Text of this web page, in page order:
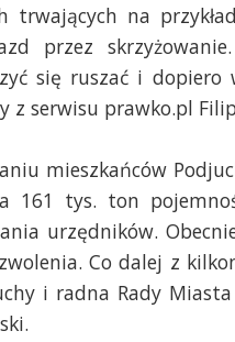
trwających na
przez
się ruszać i
z serwisu prawko.pl
mieszkańców
161 tys. ton
urzędników.
Co dalej z
i radna Rady